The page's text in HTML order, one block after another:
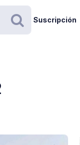
Buscar
Suscripción